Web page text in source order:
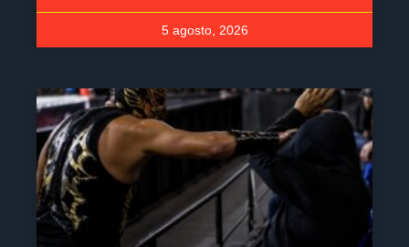
5 agosto, 2026